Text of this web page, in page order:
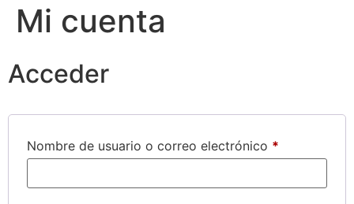
Mi cuenta
Acceder
Nombre de usuario o correo electrónico *